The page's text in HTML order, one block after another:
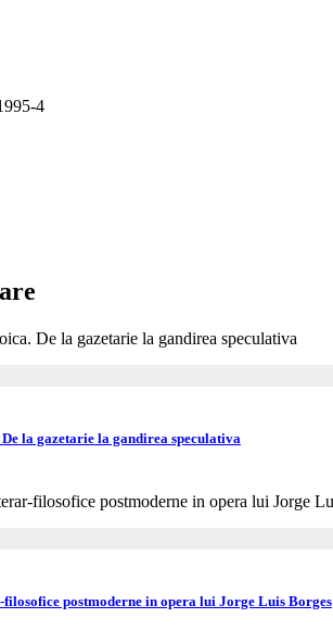
4
la gazetarie la gandirea speculativa
postmoderne in opera lui Jorge Luis Borges